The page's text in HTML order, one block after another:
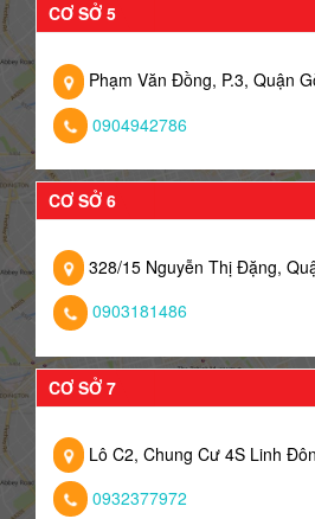
CƠ SỞ 5
Phạm Văn Đồng, P.3, Quận
0904942786
CƠ SỞ 6
328/15 Nguyễn Thị Đặng,
0903181486
CƠ SỞ 7
Lô C2, Chung Cư 4S Linh
0932377972